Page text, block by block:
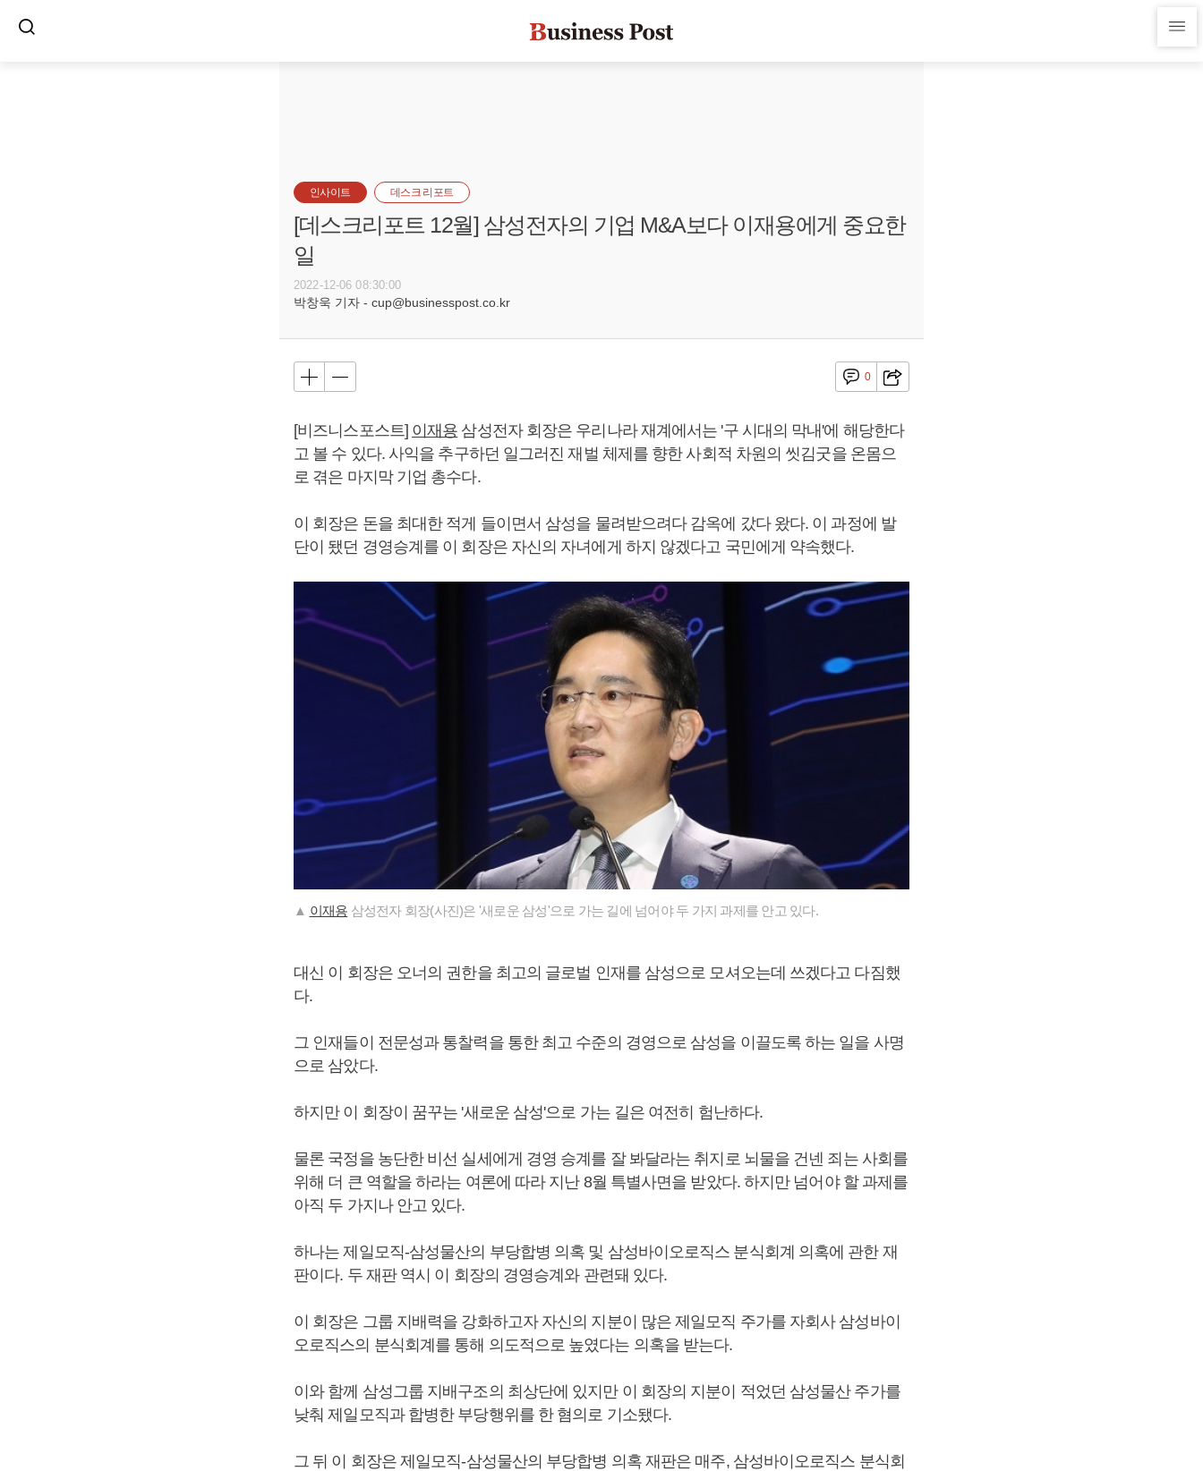
인사이트 데스크 리포트
[데스크리포트 12월] 삼성전자의 기업 M&A보다 이재용에게 중요한
일
2022-12-06 08:30:00
박창욱 기자 - cup@businesspost.co.kr
0
[비즈니스포스트] 이재용 삼성전자 회장은 우리나라 재계에서는 '구 시대의 막내'에 해당한다
고 볼 수 있다. 사익을 추구하던 일그러진 재벌 체제를 향한 사회적 차원의 씻김굿을 온몸으
로 겪은 마지막 기업 총수다.
이 회장은 돈을 최대한 적게 들이면서 삼성을 물려받으려다 감옥에 갔다 왔다. 이 과정에 발
단이 됐던 경영승계를 이 회장은 자신의 자녀에게 하지 않겠다고 국민에게 약속했다.
▲ 이재용 삼성전자 회장(사진)은 '새로운 삼성'으로 가는 길에 넘어야 두 가지 과제를 안고 있다.
대신 이 회장은 오너의 권한을 최고의 글로벌 인재를 삼성으로 모셔오는데 쓰겠다고 다짐했
다.
그 인재들이 전문성과 통찰력을 통한 최고 수준의 경영으로 삼성을 이끌도록 하는 일을 사명
으로 삼았다.
하지만 이 회장이 꿈꾸는 '새로운 삼성'으로 가는 길은 여전히 험난하다.
물론 국정을 농단한 비선 실세에게 경영 승계를 잘 봐달라는 취지로 뇌물을 건넨 죄는 사회를
위해 더 큰 역할을 하라는 여론에 따라 지난 8월 특별사면을 받았다. 하지만 넘어야 할 과제를
아직 두 가지나 안고 있다.
하나는 제일모직-삼성물산의 부당합병 의혹 및 삼성바이오로직스 분식회계 의혹에 관한 재
판이다. 두 재판 역시 이 회장의 경영승계와 관련돼 있다.
이 회장은 그룹 지배력을 강화하고자 자신의 지분이 많은 제일모직 주가를 자회사 삼성바이
오로직스의 분식회계를 통해 의도적으로 높였다는 의혹을 받는다.
이와 함께 삼성그룹 지배구조의 최상단에 있지만 이 회장의 지분이 적었던 삼성물산 주가를
낮춰 제일모직과 합병한 부당행위를 한 혐의로 기소됐다.
그 뒤 이 회장은 제일모직-삼성물산의 부당합병 의혹 재판은 매주, 삼성바이오로직스 분식회